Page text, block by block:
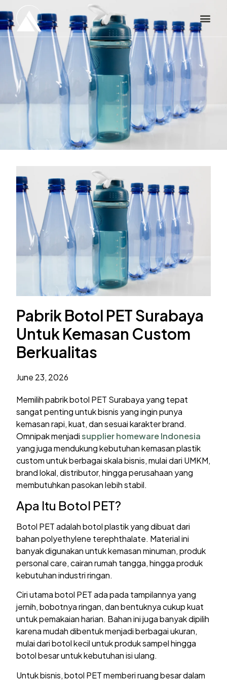
Pabrik Botol PET Surabaya
Untuk Kemasan Custom
Berkualitas
June 23, 2026
Memilih pabrik botol PET Surabaya yang tepat
sangat penting untuk bisnis yang ingin punya
kemasan rapi, kuat, dan sesuai karakter brand.
Omnipak menjadisupplier homeware Indonesia
yang juga mendukung kebutuhan kemasan plastik
custom untuk berbagai skala bisnis, mulai dari UMKM,
brand lokal, distributor, hingga perusahaan yang
membutuhkan pasokan lebih stabil.
Apa Itu Botol PET?
Botol PET adalah botol plastik yang dibuat dari
bahan polyethylene terephthalate. Material ini
banyak digunakan untuk kemasan minuman, produk
personal care, cairan rumah tangga, hingga produk
kebutuhan industri ringan.
Ciri utama botol PET ada pada tampilannya yang
jernih, bobotnya ringan, dan bentuknya cukup kuat
untuk pemakaian harian. Bahan ini juga banyak dipilih
karena mudah dibentuk menjadi berbagai ukuran,
mulai dari botol kecil untuk produk sampel hingga
botol besar untuk kebutuhan isi ulang.
Untuk bisnis, botol PET memberi ruang besar dalam